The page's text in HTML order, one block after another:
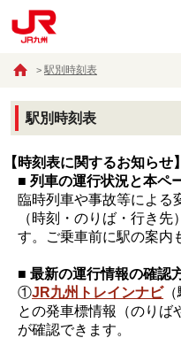
駅別時刻表
駅別時刻表
【時刻表に関するお知らせ】
■ 列車の運行状況と本ペ
臨時列車や事故等による
（時刻・のりば・行き
す。ご乗車前に駅の案内
■ 最新の運行情報の確認
①JR九州トレインナビ（
との発車標情報（のりば
が確認できます。